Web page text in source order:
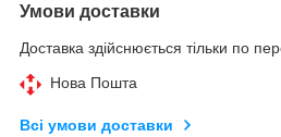
Умови доставки
Доставка здійснюється тільки по
Нова Пошта
Всі умови доставки